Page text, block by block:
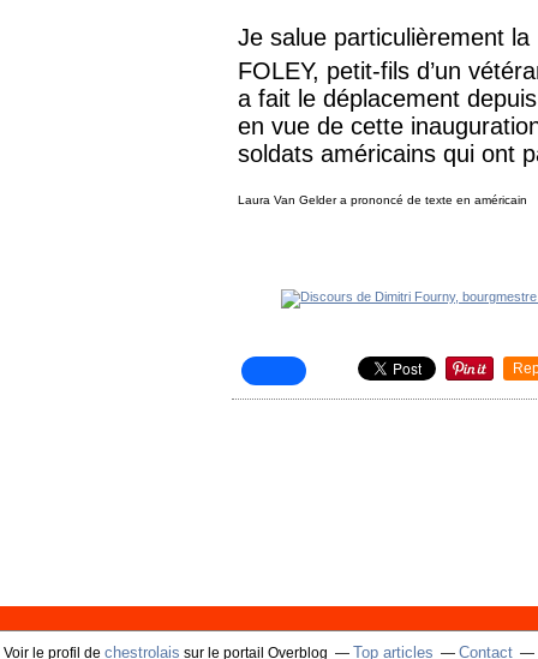
Je salue particulièrement
FOLEY, petit-fils d’un
a fait le déplacement
en vue de cette
soldats américains qui ont
Laura Van Gelder a prononcé de texte en américain
Voir le profil de chestrolais sur le portail Overblog Top articles Contact